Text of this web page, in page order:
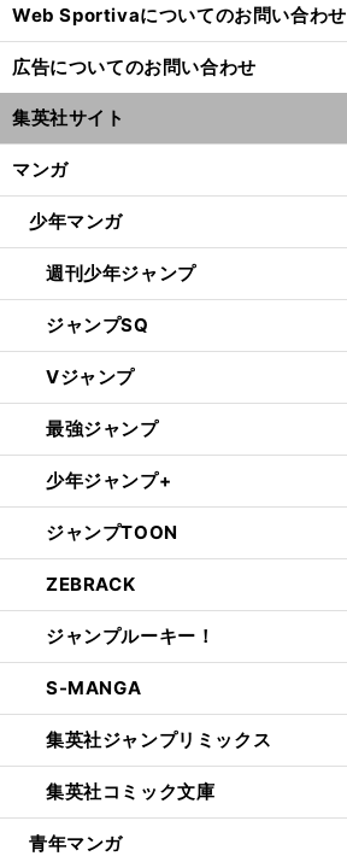
Web Sportivaについてのお問い合わせ
広告についてのお問い合わせ
集英社サイト
マンガ
少年マンガ
週刊少年ジャンプ
ジャンプSQ
Vジャンプ
最強ジャンプ
少年ジャンプ+
ジャンプTOON
ZEBRACK
ジャンプルーキー！
S-MANGA
集英社ジャンプリミックス
集英社コミック文庫
青年マンガ